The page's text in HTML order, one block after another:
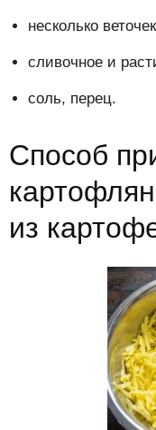
несколько
сливочное и
соль, перец.
Способ
из